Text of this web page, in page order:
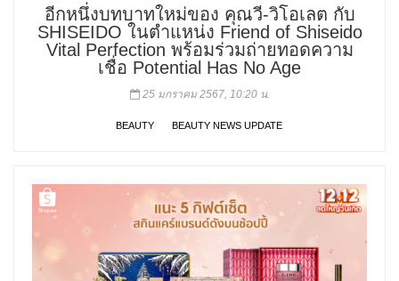
อีกหนึ่งบทบาทใหม่ของ คุณวี-วิโอเลต กับ
SHISEIDO ในตำแหน่ง Friend of Shiseido
Vital Perfection พร้อมร่วมถ่ายทอดความ
เชื่อ Potential Has No Age
25 มกราคม 2567, 10:20 น.
BEAUTY BEAUTY NEWS UPDATE